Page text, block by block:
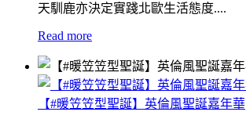
天馴鹿亦決定實踐北歐生活態度....
Read more
【#暖笠笠型聖誕】英倫風聖誕嘉年華